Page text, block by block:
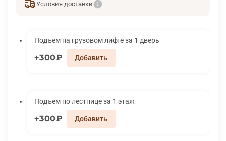
Условия доставки
Подъем на грузовом лифте за 1 дверь
300₽
Подъем по лестнице за 1 этаж
300₽